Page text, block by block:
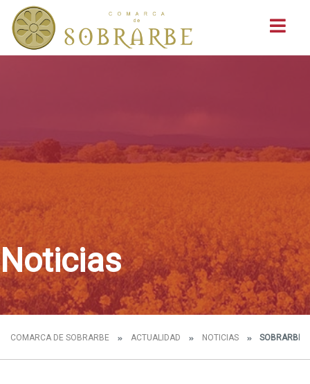
Noticias
COMARCA DE SOBRARBE ACTUALIDAD NOTICIAS SOBRARBE